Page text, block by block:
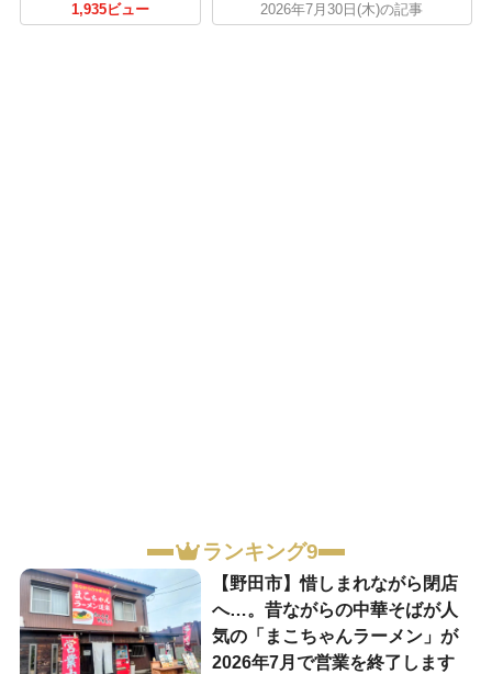
1,935ビュー 2026年7月30日(木)の記事
ランキング9
【野田市】惜しまれながら閉店
へ…。昔ながらの中華そばが人
気の「まこちゃんラーメン」が
2026年7月で営業を終了します